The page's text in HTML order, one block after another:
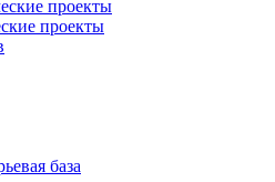
проекты
проекты
база